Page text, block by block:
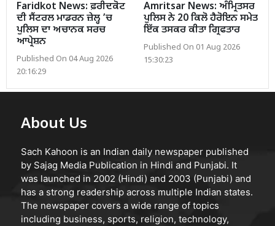
Faridkot News: ਫ਼ਰੀਦਕੋਟ
ਦੀ ਸੈਂਟਰਲ ਮਾਡਰਨ ਜ਼ੇਲ੍ਹ ’ਚ
ਪੁਲਿਸ ਦਾ ਅਚਾਨਕ ਸਰਚ
ਆਪ੍ਰੇਸ਼ਨ
Published On 04 Aug 2026
20:16:29
Amritsar News: ਅੰਮ੍ਰਿਤਸਰ
ਪੁਲਿਸ ਨੇ 20 ਕਿਲੋ ਹੈਰੋਇਨ ਸਮੇਤ
ਇੱਕ ਤਸਕਰ ਕੀਤਾ ਗ੍ਰਿਫਤਾਰ
Published On 01 Aug 2026
15:30:23
About Us
Sach Kahoon is an Indian daily newspaper published
by Sajag Media Publication in Hindi and Punjabi. It
was launched in 2002 (Hindi) and 2003 (Punjabi) and
has a strong readership across multiple Indian states.
The newspaper covers a wide range of topics
including business, sports, religion, technology,